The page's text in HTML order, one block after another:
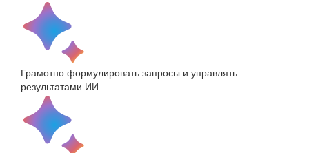
Грамотно формулировать запросы и управлять
результатами ИИ